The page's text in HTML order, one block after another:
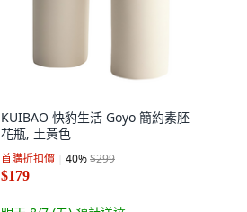
KUIBAO 快豹生活 Goyo 簡約素胚
花瓶, 土黃色
首購折扣價 40%$299
$179